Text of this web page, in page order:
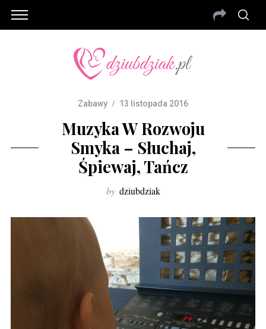
Zabawy 13 listopada 2016
Muzyka W Rozwoju
Smyka – Słuchaj,
Śpiewaj, Tańcz
by dziubdziak